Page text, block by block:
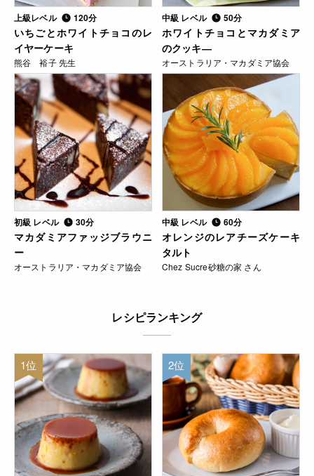
上級レベル 120分
いちごとホワイトチョコのレ
イヤーケーキ
熊谷 裕子 先生
中級 レベル 50分
ホワイトチョコとマカダミア
のクッキ―
オーストラリア・マカダミア協会
初級 レベル 30分
マカダミアファッジブラウニ
ー
オーストラリア・マカダミア協会
中級 レベル 60分
オレンジのレアチーズケーキ
タルト
Chez Sucre砂糖の家 さん
レシピランキング
1位 2位